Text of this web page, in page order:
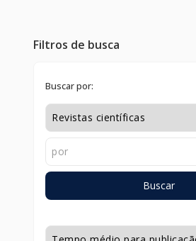
Filtros de busca
Buscar por:
Buscar